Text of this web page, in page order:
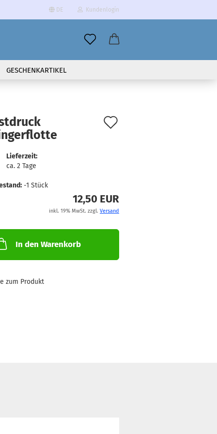
DE Kundenlogin
vergessen?
GESCHENKARTIKEL
Lieferzeit:
ca. 2 Tage
-1 Stück
12,50 EUR
inkl. 19% MwSt. zzgl. Versand
In den Warenkorb
zum Produkt